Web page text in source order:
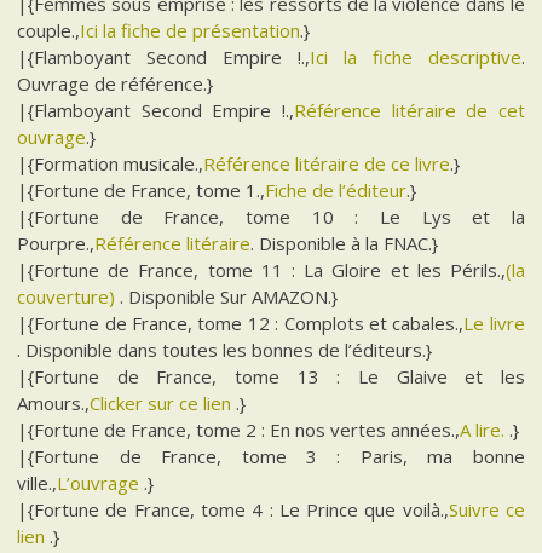
couple.,Ici la fiche de présentation.}
|{Flamboyant Second Empire !.,Ici la fiche descriptive.
Ouvrage de référence.}
|{Flamboyant Second Empire !.,Référence litéraire de cet
ouvrage.}
|{Formation musicale.,Référence litéraire de ce livre.}
|{Fortune de France, tome 1.,Fiche de l’éditeur.}
|{Fortune de France, tome 10 : Le Lys et la
Pourpre.,Référence litéraire. Disponible à la FNAC.}
|{Fortune de France, tome 11 : La Gloire et les Périls.,(la
couverture) . Disponible Sur AMAZON.}
|{Fortune de France, tome 12 : Complots et cabales.,Le livre
. Disponible dans toutes les bonnes de l’éditeurs.}
|{Fortune de France, tome 13 : Le Glaive et les
Amours.,Clicker sur ce lien .}
|{Fortune de France, tome 2 : En nos vertes années.,A lire. .}
|{Fortune de France, tome 3 : Paris, ma bonne
ville.,L’ouvrage .}
|{Fortune de France, tome 4 : Le Prince que voilà.,Suivre ce
lien .}